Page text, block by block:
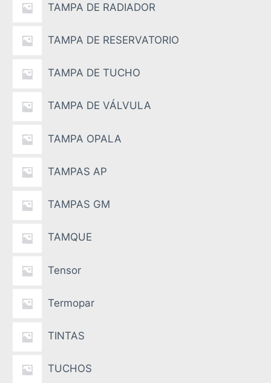
TAMPA DE RADIADOR
TAMPA DE RESERVATORIO
TAMPA DE TUCHO
TAMPA DE VÁLVULA
TAMPA OPALA
TAMPAS AP
TAMPAS GM
TAMQUE
Tensor
Termopar
TINTAS
TUCHOS